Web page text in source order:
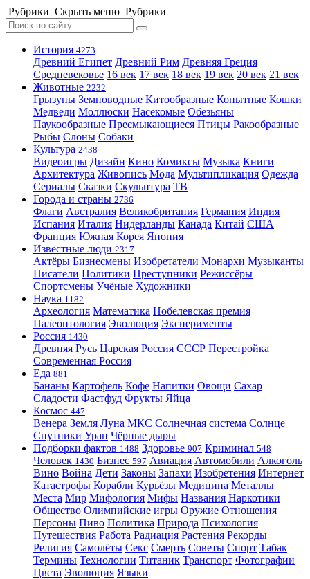
Рубрики Скрыть меню Рубрики
История 4273
Древний Египет Древний Рим Древняя Греция
Средневековье 16 век 17 век 18 век 19 век 20 век 21 век
Животные 2232
Грызуны Земноводные Китообразные Копытные Кошки
Медведи Моллюски Насекомые Обезьяны
Паукообразные Пресмыкающиеся Птицы Ракообразные
Рыбы Слоны Собаки
Культура 2438
Видеоигры Дизайн Кино Комиксы Музыка Книги
Архитектура Живопись Мода Мультипликация Одежда
Сериалы Сказки Скульптура ТВ
Города и страны 2736
Флаги Австралия Великобритания Германия Индия
Испания Италия Нидерланды Канада Китай США
Франция Южная Корея Япония
Известные люди 2317
Актёры Бизнесмены Изобретатели Монархи Музыканты
Писатели Политики Преступники Режиссёры
Спортсмены Учёные Художники
Наука 1182
Археология Математика Нобелевская премия
Палеонтология Эволюция Эксперименты
Россия 1430
Древняя Русь Царская Россия СССР Перестройка
Современная Россия
Еда 881
Бананы Картофель Кофе Напитки Овощи Сахар
Сладости Фастфуд Фрукты Яйца
Космос 447
Венера Земля Луна МКС Солнечная система Солнце
Спутники Уран Чёрные дыры
Подборки фактов 1488 Здоровье 907 Криминал 548
Человек 1430 Бизнес 597 Авиация Автомобили Алкоголь
Вино Война Дети Законы Запахи Изобретения Интернет
Катастрофы Корабли Курьёзы Медицина Металлы
Места Мир Мифология Мифы Названия Наркотики
Общество Олимпийские игры Оружие Отношения
Персоны Пиво Политика Природа Психология
Путешествия Работа Радиация Растения Рекорды
Религия Самолёты Секс Смерть Советы Спорт Табак
Термины Технологии Титаник Транспорт Фотографии
Цвета Эволюция Языки